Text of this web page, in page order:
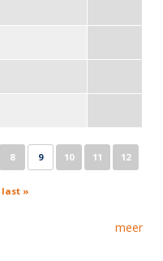
8 9 10 11 12
last »
meer